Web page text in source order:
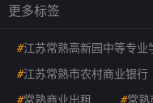
更多标签
#江苏常熟高新园中等专业
#江苏常熟市农村商业银行
#常熟商业出租 #常熟